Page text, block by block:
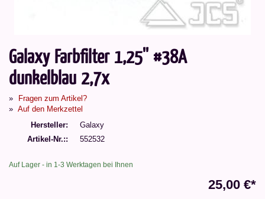
Galaxy Farbfilter 1,25'' #38A
dunkelblau 2,7x
Fragen zum Artikel?
Auf den Merkzettel
Hersteller
Galaxy
Artikel-Nr.:
552532
Auf Lager - in 1-3 Werktagen bei Ihnen
25,00 €*